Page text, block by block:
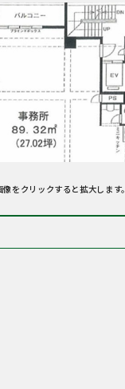
をクリックすると拡大します。